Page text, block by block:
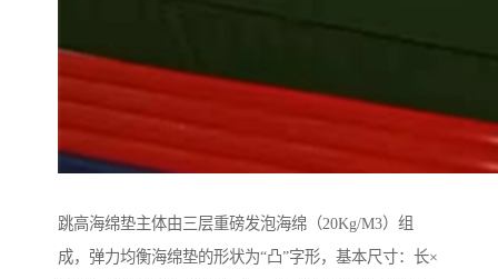
跳高海绵垫主体由三层重磅发泡海绵（20Kg/M3）组
成，弹力均衡海绵垫的形状为“凸”字形，基本尺寸：长×